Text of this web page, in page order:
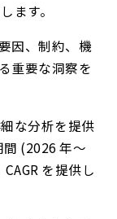
ます。
因、制約、機
重要な洞察を
な分析を提供
(2026 年〜
を提供し